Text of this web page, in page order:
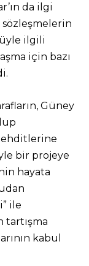
da ilgi
ilgili
için bazı
Güney
tehditlerine
bir projeye
hayata
ile
tartışma
kabul